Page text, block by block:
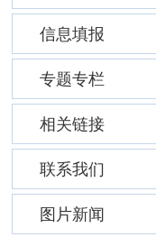
信息填报
专题专栏
相关链接
联系我们
图片新闻